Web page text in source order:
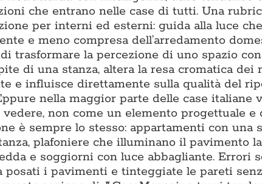
che entrano nelle case di tutti. Una
per interni ed esterni: guida alla luce
e meno compresa dell’arredamento
trasformare la percezione di uno spazio
di una stanza, altera la resa cromatica dei
e influisce direttamente sulla qualità del
nella maggior parte delle case italiane
non come un elemento progettuale e
è sempre lo stesso: appartamenti con una
plafoniere che illuminano il pavimento
e soggiorni con luce abbagliante. Errori
i pavimenti e tinteggiate le pareti